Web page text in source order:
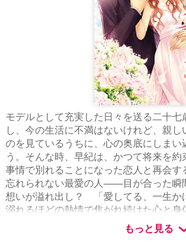
モデルとして充実した日々を送る二十
し、今の生活に不満はないけれど、親
のを見ているうちに、心の奥底にしまい
う。そんな時、早紀は、かつて将来を
事情で別れることになった恋人と再会す
忘れられない最愛の人――目が合った瞬
想いが溢れ出し？ 「愛してる、一生か
溺れるほどの熱情で焦がれ続けた心と身
たびの恋に甘く痺れて……。濡甘必至の
もっと見る